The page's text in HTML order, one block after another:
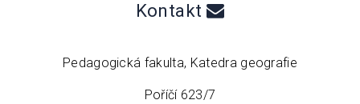
Kontakt
Pedagogická fakulta, Katedra geografie
Poříčí 623/7